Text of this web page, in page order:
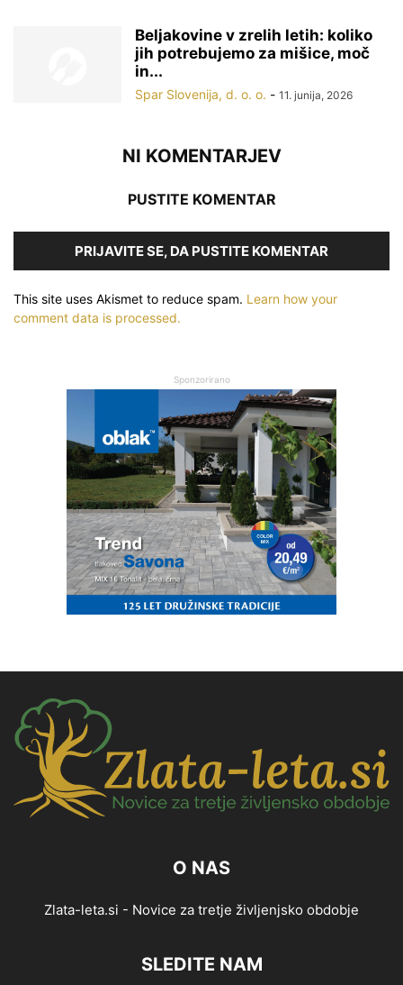
Beljakovine v zrelih letih: koliko
jih potrebujemo za mišice, moč
in...
Spar Slovenija, d. o. o. - 11. junija, 2026
NI KOMENTARJEV
PUSTITE KOMENTAR
PRIJAVITE SE, DA PUSTITE KOMENTAR
This site uses Akismet to reduce spam. Learn how your
comment data is processed.
Sponzorirano
O NAS
Zlata-leta.si - Novice za tretje življenjsko obdobje
SLEDITE NAM